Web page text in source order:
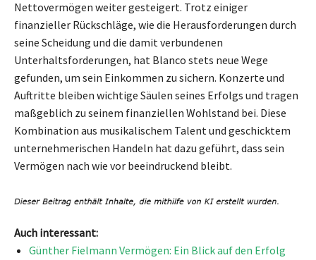
Nettovermögen weiter gesteigert. Trotz einiger
finanzieller Rückschläge, wie die Herausforderungen durch
seine Scheidung und die damit verbundenen
Unterhaltsforderungen, hat Blanco stets neue Wege
gefunden, um sein Einkommen zu sichern. Konzerte und
Auftritte bleiben wichtige Säulen seines Erfolgs und tragen
maßgeblich zu seinem finanziellen Wohlstand bei. Diese
Kombination aus musikalischem Talent und geschicktem
unternehmerischen Handeln hat dazu geführt, dass sein
Vermögen nach wie vor beeindruckend bleibt.
Auch interessant:
Günther Fielmann Vermögen: Ein Blick auf den Erfolg